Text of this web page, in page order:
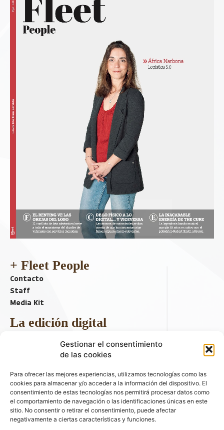
Gestionar el consentimiento
de las cookies
Para ofrecer las mejores experiencias, utilizamos tecnologías como las
cookies para almacenar y/o acceder a la información del dispositivo. El
consentimiento de estas tecnologías nos permitirá procesar datos como
el comportamiento de navegación o las identificaciones únicas en este
sitio. No consentir o retirar el consentimiento, puede afectar
negativamente a ciertas características y funciones.
+ Fleet People
Contacto
Staff
Media Kit
La edición digital
Descargar último ejemplar
ir a hemeroteca
+ Contenido en redes sociales